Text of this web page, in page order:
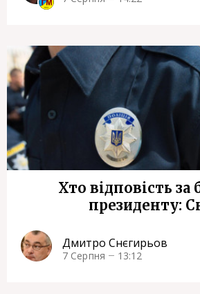
Хто відповість
президенту:
Дмитро Снєгирьов
7 Серпня 13:12